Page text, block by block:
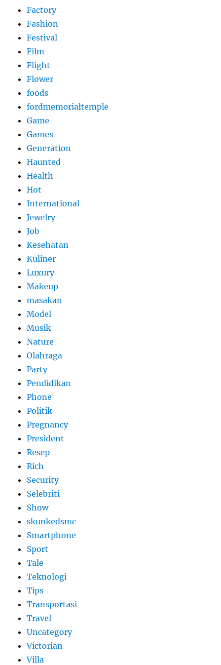
Factory
Fashion
Festival
Film
Flight
Flower
foods
fordmemorialtemple
Game
Games
Generation
Haunted
Health
Hot
International
Jewelry
Job
Kesehatan
Kuliner
Luxury
Makeup
masakan
Model
Musik
Nature
Olahraga
Party
Pendidikan
Phone
Politik
Pregnancy
President
Resep
Rich
Security
Selebriti
Show
skunkedsmc
Smartphone
Sport
Tale
Teknologi
Tips
Transportasi
Travel
Uncategory
Victorian
Villa